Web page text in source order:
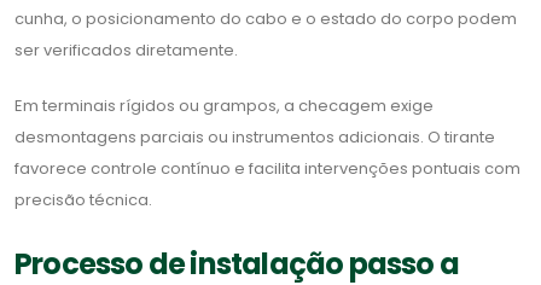
cunha, o posicionamento do cabo e o estado do corpo podem
ser verificados diretamente.
Em terminais rígidos ou grampos, a checagem exige
desmontagens parciais ou instrumentos adicionais. O tirante
favorece controle contínuo e facilita intervenções pontuais com
precisão técnica.
Processo de instalação passo a